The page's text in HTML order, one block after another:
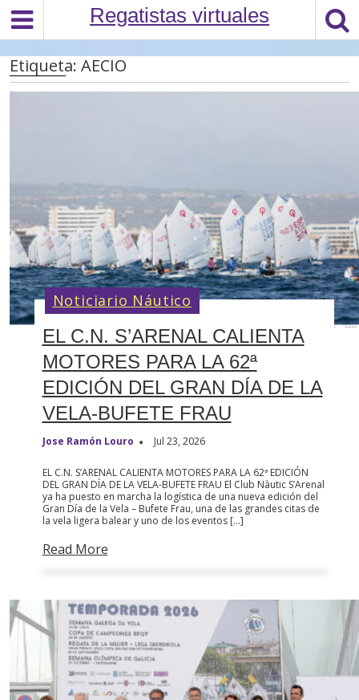
Regatistas virtuales
Etiqueta: AECIO
EL C.N. S’ARENAL CALIENTA
MOTORES PARA LA 62ª
EDICIÓN DEL GRAN DÍA DE LA
VELA-BUFETE FRAU
Jose Ramón Louro Jul 23, 2026
EL C.N. S’ARENAL CALIENTA MOTORES PARA LA 62ª EDICIÓN
DEL GRAN DÍA DE LA VELA-BUFETE FRAU El Club Nàutic S’Arenal
ya ha puesto en marcha la logística de una nueva edición del
Gran Día de la Vela – Bufete Frau, una de las grandes citas de
la vela ligera balear y uno de los eventos […]
Read More
Noticiario Náutico